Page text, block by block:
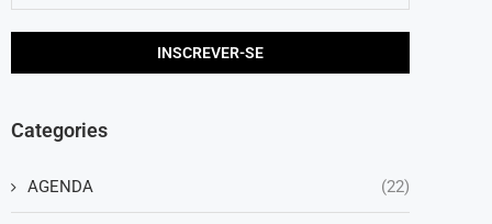
Categories
AGENDA (22)